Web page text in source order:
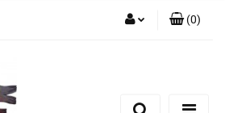
Dodaj zgłoszenie
(0)